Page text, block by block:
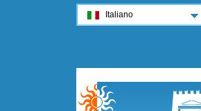
Italiano